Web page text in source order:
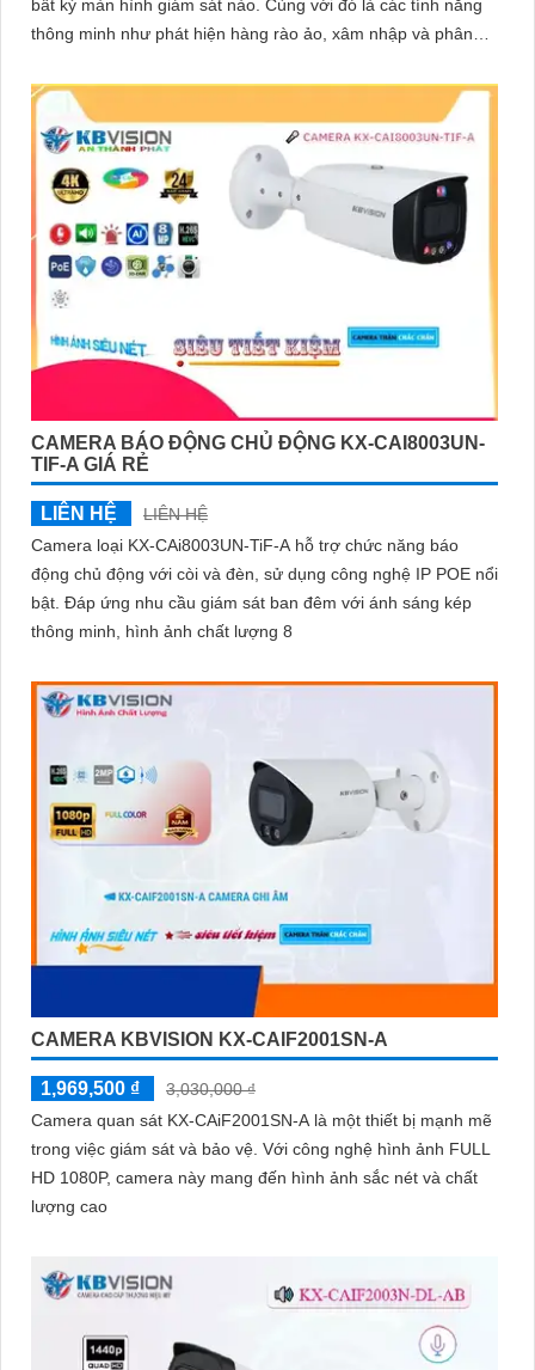
bất kỳ màn hình giám sát nào. Cùng với đó là các tính năng
thông minh như phát hiện hàng rào ảo, xâm nhập và phân
thông minh giúp nâng cao hiệu quả giám sát an ninh
CAMERA BÁO ĐỘNG CHỦ ĐỘNG KX-CAI8003UN-
TIF-A GIÁ RẺ
LIÊN HỆ
LIÊN HỆ
Camera loại KX-CAi8003UN-TiF-A hỗ trợ chức năng báo
động chủ động với còi và đèn, sử dụng công nghệ IP POE nổi
bật. Đáp ứng nhu cầu giám sát ban đêm với ánh sáng kép
thông minh, hình ảnh chất lượng 8
CAMERA KBVISION KX-CAIF2001SN-A
1,969,500 ₫
3,030,000 ₫
Camera quan sát KX-CAiF2001SN-A là một thiết bị mạnh mẽ
trong việc giám sát và bảo vệ. Với công nghệ hình ảnh FULL
HD 1080P, camera này mang đến hình ảnh sắc nét và chất
lượng cao